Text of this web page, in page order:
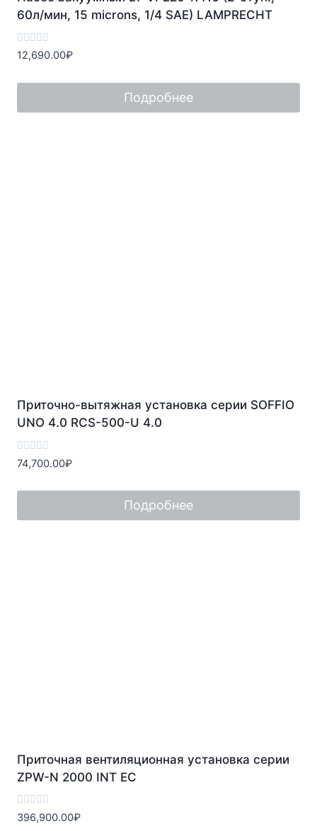
60л/мин, 15 microns, 1/4 SAE) LAMPRECHT
Оценка
0
5
12,690.00₽
Подробнее
Приточно-вытяжная установка серии SOFFIO
UNO 4.0 RCS-500-U 4.0
Оценка
0
5
74,700.00₽
Подробнее
Приточная вентиляционная установка серии
ZPW-N 2000 INT EC
Оценка
0
396,900.00₽